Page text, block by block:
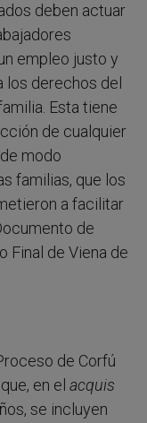
deben actuar
empleo justo y
los derechos del
Esta tiene
de cualquier
modo
familias, que los
a facilitar
de
Final de Viena de
de Corfú
en el acquis
se incluyen